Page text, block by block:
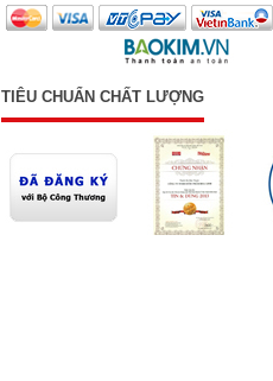
TIÊU CHUẨN CHẤT LƯỢNG